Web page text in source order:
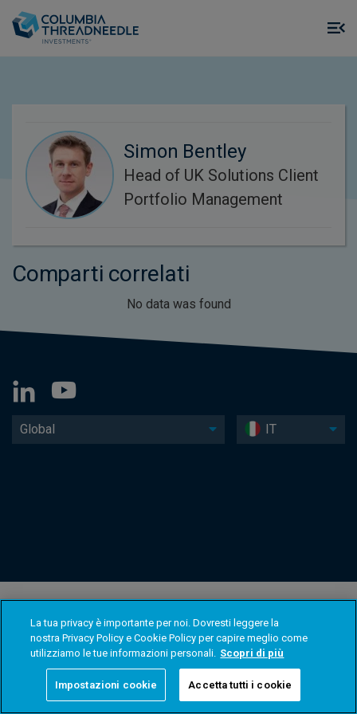
Simon Bentley
Head of UK Solutions Client
Portfolio Management
Comparti correlati
No data was found
Global IT
La tua privacy è importante per noi. Dovresti leggere la
nostra Privacy Policy e Cookie Policy per capire meglio come
utilizziamo le tue informazioni personali. Scopri di più
Impostazioni cookie Accetta tutti i cookie